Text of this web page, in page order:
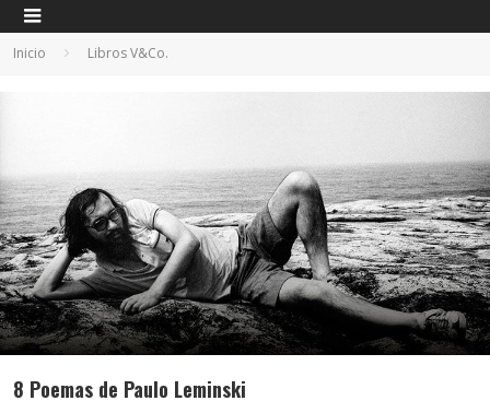
Inicio Libros V&Co.
8 Poemas de Paulo Leminski